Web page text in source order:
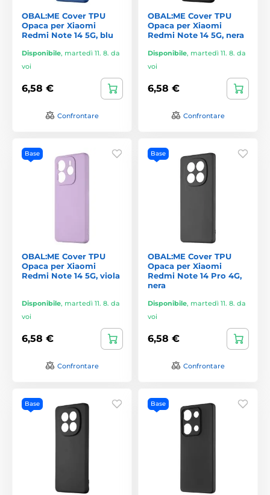
OBAL:ME Cover TPU
Opaca per Xiaomi
Redmi Note 14 5G, blu
Disponibile, martedì 11. 8. da
voi
6,58 €
Confrontare
OBAL:ME Cover TPU
Opaca per Xiaomi
Redmi Note 14 5G, nera
Disponibile, martedì 11. 8. da
voi
6,58 €
Confrontare
Base
OBAL:ME Cover TPU
Opaca per Xiaomi
Redmi Note 14 5G, viola
Disponibile, martedì 11. 8. da
voi
6,58 €
Confrontare
Base
OBAL:ME Cover TPU
Opaca per Xiaomi
Redmi Note 14 Pro 4G,
nera
Disponibile, martedì 11. 8. da
voi
6,58 €
Confrontare
Base Base